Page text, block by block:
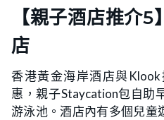
【親子酒店推介5】
店
香港黃金海岸酒店與
惠，親子Staycation包自助
游泳池。酒店內有多個兒童